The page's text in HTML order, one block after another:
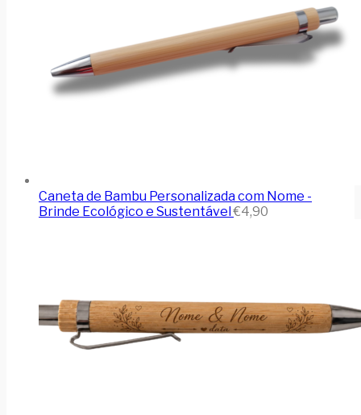
Caneta de Bambu Personalizada com Nome -
Brinde Ecológico e Sustentável €4,90